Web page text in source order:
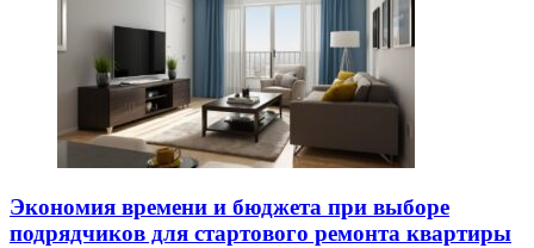
Экономия времени и бюджета при выборе
подрядчиков для стартового ремонта квартиры